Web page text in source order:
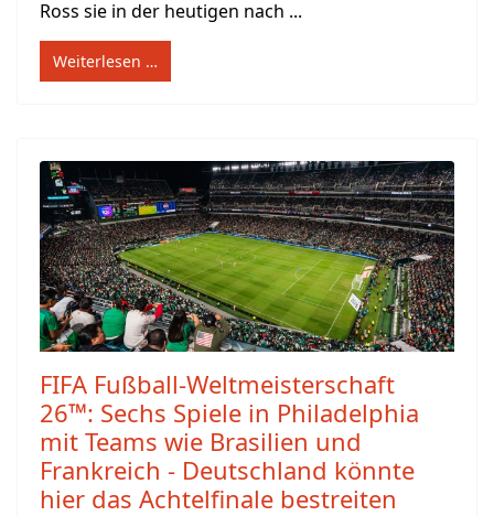
Ross sie in der heutigen nach ...
Weiterlesen …
FIFA Fußball-Weltmeisterschaft
26™: Sechs Spiele in Philadelphia
mit Teams wie Brasilien und
Frankreich - Deutschland könnte
hier das Achtelfinale bestreiten